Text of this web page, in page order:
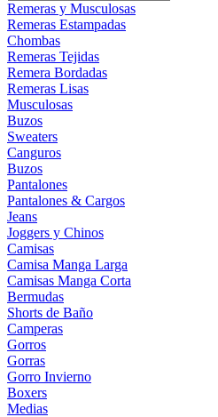
Remeras y Musculosas
Remeras Estampadas
Chombas
Remeras Tejidas
Remera Bordadas
Remeras Lisas
Musculosas
Buzos
Sweaters
Canguros
Buzos
Pantalones
Pantalones & Cargos
Jeans
Joggers y Chinos
Camisas
Camisa Manga Larga
Camisas Manga Corta
Bermudas
Shorts de Baño
Camperas
Gorros
Gorras
Gorro Invierno
Boxers
Medias